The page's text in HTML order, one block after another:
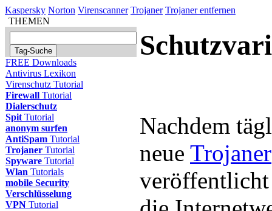
Kaspersky Norton Virenscanner Trojaner Trojaner entfernen
THEMEN
FREE Downloads
Antivirus Lexikon
Virenschutz Tutorial
Firewall Tutorial
Dialerschutz
Spit Tutorial
anonym surfen
AntiSpam Tutorial
Trojaner Tutorial
Spyware Tutorial
Wlan Tutorials
mobile Security
Verschlüsselung
VPN Tutorial
Nachdem
neue Trojaner